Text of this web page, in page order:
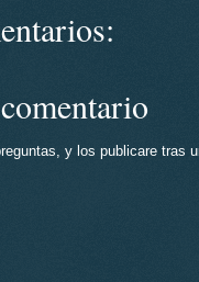
y los publicare tras